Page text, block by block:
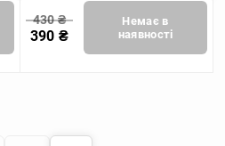
430₴
390 ₴
Немає в
наявності